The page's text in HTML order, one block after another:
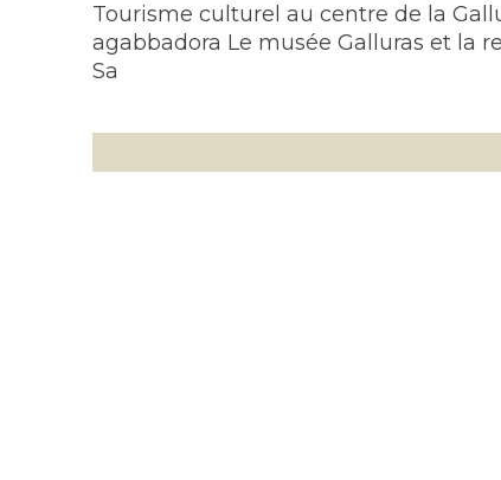
Tourisme culturel au centre de la
agabbadora Le musée Galluras et la
Sa